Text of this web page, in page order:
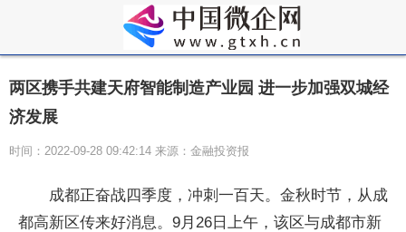
两区携手共建天府智能制造产业园 进一步加强双城经
济发展
时间：2022-09-28 09:42:14 来源：金融投资报
成都正奋战四季度，冲刺一百天。金秋时节，从成
都高新区传来好消息。9月26日上午，该区与成都市新